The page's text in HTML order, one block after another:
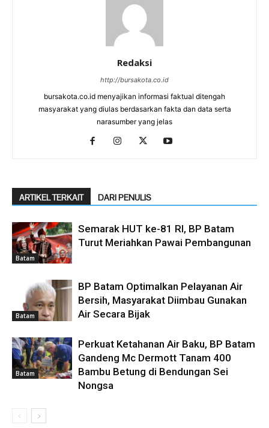
Redaksi
http://bursakota.co.id
bursakota.co.id menyajikan informasi faktual ditengah
masyarakat yang diulas berdasarkan fakta dan data serta
narasumber yang jelas
ARTIKEL TERKAIT DARI PENULIS
Batam
Semarak HUT ke-81 RI, BP Batam
Turut Meriahkan Pawai Pembangunan
Batam
BP Batam Optimalkan Pelayanan Air
Bersih, Masyarakat Diimbau Gunakan
Air Secara Bijak
Batam
Perkuat Ketahanan Air Baku, BP Batam
Gandeng Mc Dermott Tanam 400
Bambu Betung di Bendungan Sei
Nongsa